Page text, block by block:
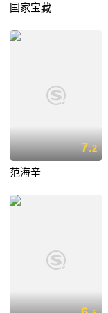
国家宝藏
7.2
范海辛